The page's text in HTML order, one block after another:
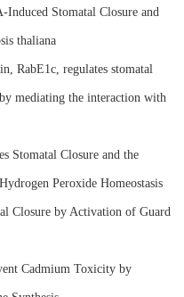
Stomatal Closure and
thaliana
RabE1c, regulates stomatal
mediating the interaction with
Stomatal Closure and the
Peroxide Homeostasis
Closure by Activation of Guard
Cadmium Toxicity by